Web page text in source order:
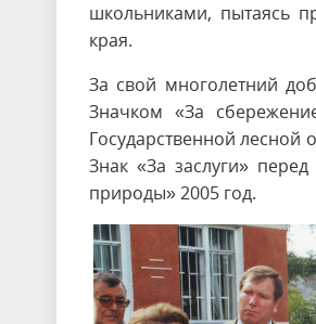
школьниками, пытаясь
края.
За свой многолетний
Значком «За
Государственной лесной
Знак «За заслуги»
природы» 2005 год.